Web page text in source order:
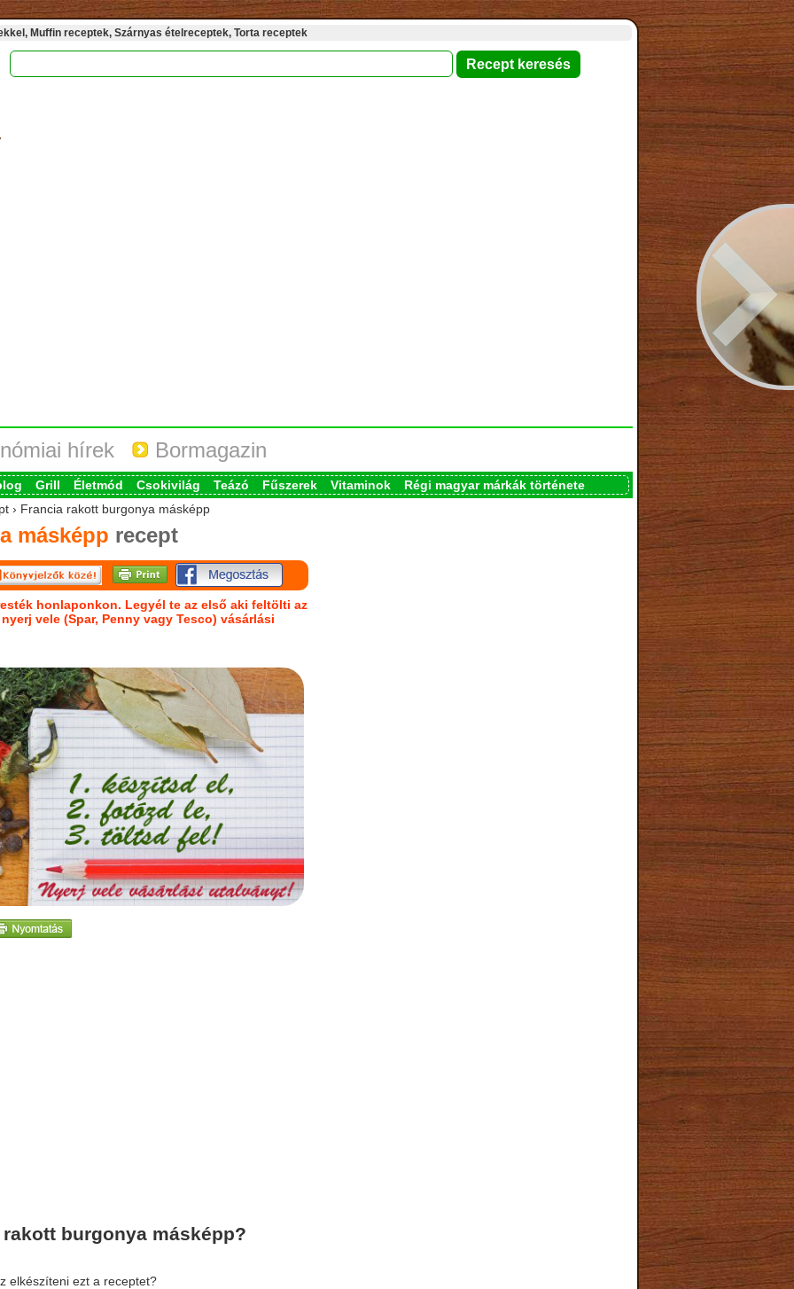
Muffin receptek, Szárnyas ételreceptek, Torta receptek
hírek Bormagazin
Grill Életmód Csokivilág Teázó Fűszerek Vitaminok
Régi magyar márkák története
› Francia rakott burgonya másképp
másképp recept
honlaponkon. Legyél te az első aki feltölti az
vele (Spar, Penny vagy Tesco) vásárlási
burgonya másképp?
elkészíteni ezt a receptet?